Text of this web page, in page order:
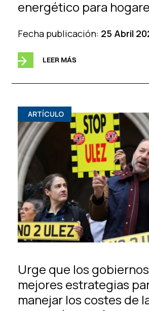
energético para
Fecha publicación: 25 Abril
LEER MÁS
ARTÍCULO
Urge que los
mejores estrategias
manejar los costes de